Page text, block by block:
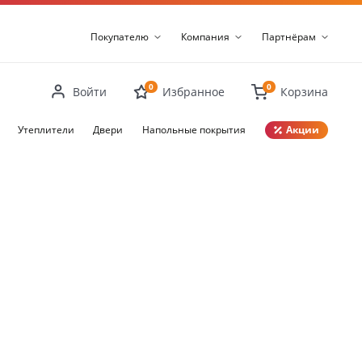
Покупателю Компания Партнёрам
Войти 0 Избранное 0 Корзина
Утеплители Двери Напольные покрытия Акции